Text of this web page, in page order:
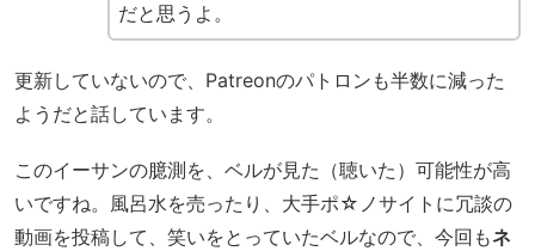
だと思うよ。
更新していないので、Patreonのパトロンも半数に減った
ようだと話しています。
このイーサンの臆測を、ベルが見た（聴いた）可能性が高
いですね。風呂水を売ったり、大手ポ☆ノサイトに冗談の
動画を投稿して、笑いをとっていたベルなので、今回もネ